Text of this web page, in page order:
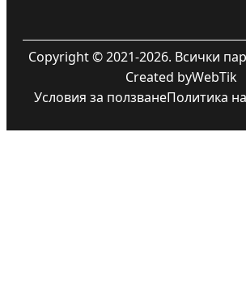
Copyright © 2021-2026. Всички
Created byWebTik
Условия за ползванеПолитика